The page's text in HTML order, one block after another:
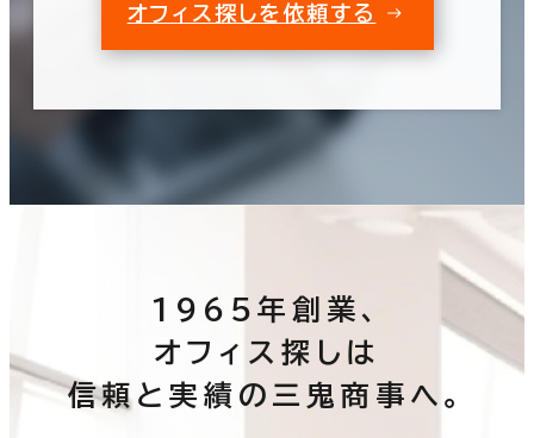
オフィス探しを依頼する
1965年創業、
オフィス探しは
信頼と実績の三鬼商事へ。